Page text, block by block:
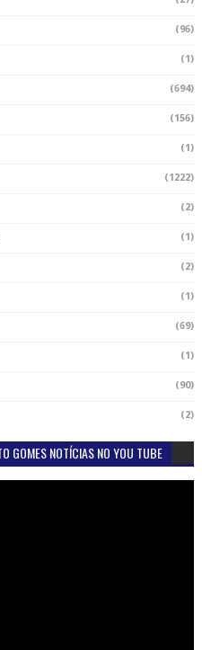
(96)
(1)
(694)
(156)
(1)
(1222)
(2)
(1)
(2)
(1)
(69)
(1)
(90)
(2)
GOMES NOTÍCIAS NO YOU TUBE